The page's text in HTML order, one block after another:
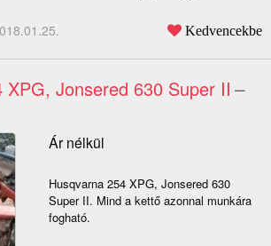
Kedvencekbe
XPG, Jonsered 630 Super II –
Ár nélkül
Husqvarna 254 XPG, Jonsered 630
Super II. Mind a kettő azonnal munkára
fogható.